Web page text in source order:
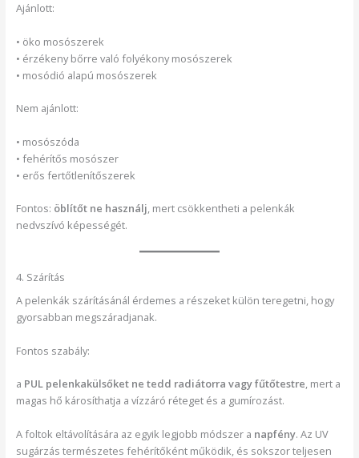
Ajánlott:
• öko mosószerek
• érzékeny bőrre való folyékony mosószerek
• mosódió alapú mosószerek
Nem ajánlott:
• mosószóda
• fehérítős mosószer
• erős fertőtlenítőszerek
Fontos: öblítőt ne használj, mert csökkentheti a pelenkák
nedvszívó képességét.
4. Szárítás
A pelenkák szárításánál érdemes a részeket külön teregetni, hogy
gyorsabban megszáradjanak.
Fontos szabály:
a PUL pelenkakülsőket ne tedd radiátorra vagy fűtőtestre, mert a
magas hő károsíthatja a vízzáró réteget és a gumírozást.
A foltok eltávolítására az egyik legjobb módszer a napfény. Az UV
sugárzás természetes fehérítőként működik, és sokszor teljesen